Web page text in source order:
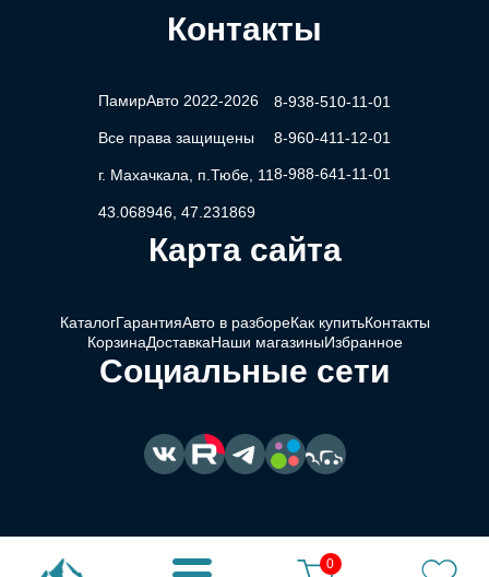
0
Контакты
ПамирАвто 2022-2026
Все права защищены
г. Махачкала, п.Тюбе, 11
43.068946, 47.231869
8-938-510-11-01
8-960-411-12-01
8-988-641-11-01
Карта сайта
КаталогГарантияАвто в разбореКак купитьКонтакты
КорзинаДоставкаНаши магазиныИзбранное
Социальные сети